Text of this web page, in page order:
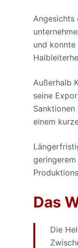
Angesichts
und
Außerhalb
seine
einem
Das
Die